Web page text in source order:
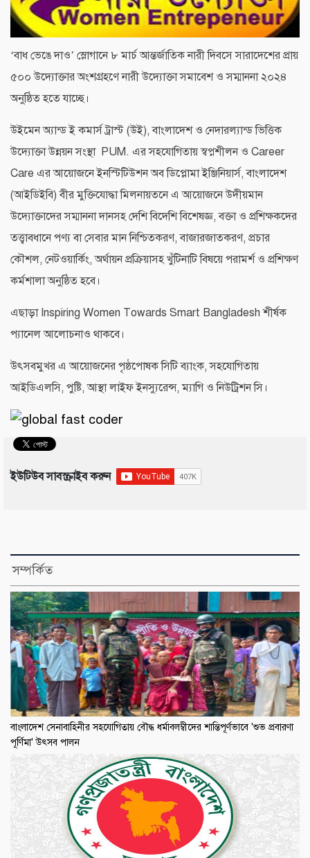
‘বাধ ভেঙে দাও’ স্লোগানে ৮ মার্চ আন্তর্জাতিক নারী দিবসে সারাদেশের প্রায়
৫০০ উদ্যোক্তার অংশগ্রহণে নারী উদ্যোক্তা সমাবেশ ও সম্মাননা ২০২৪
অনুষ্ঠিত হতে যাচ্ছে।
উইমেন অ্যান্ড ই কমার্স ট্রাস্ট (উই), বাংলাদেশ ও নেদারল্যান্ড ভিত্তিক
উদ্যোক্তা উন্নয়ন সংস্থা PUM. এর সহযোগিতায় স্বপ্নশীলন ও Career
Care এর আয়োজনে ইনস্টিটিউশন অব ডিপ্লোমা ইঞ্জিনিয়ার্স, বাংলাদেশ
(আইডিইবি) বীর মুক্তিযোদ্ধা মিলনায়তনে এ আয়োজনে উদীয়মান
উদ্যোক্তাদের সম্মাননা দানসহ দেশি বিদেশি বিশেষজ্ঞ, বক্তা ও প্রশিক্ষকদের
তত্ত্বাবধানে পণ্য বা সেবার মান নিশ্চিতকরণ, বাজারজাতকরণ, প্রচার
কৌশল, নেটওয়ার্কিং, অর্থায়ন প্রক্রিয়াসহ খুঁটিনাটি বিষয়ে পরামর্শ ও প্রশিক্ষণ
কর্মশালা অনুষ্ঠিত হবে।
এছাড়া Inspiring Women Towards Smart Bangladesh শীর্ষক
প্যানেল আলোচনাও থাকবে।
উৎসবমুখর এ আয়োজনের পৃষ্ঠপোষক সিটি ব্যাংক, সহযোগিতায়
আইডিএলসি, পুষ্টি, আস্থা লাইফ ইনস্যুরেন্স, ম্যাগি ও নিউট্রিশন সি।
ইউটিউব সাবস্ক্রাইব করুন
সম্পর্কিত
বাংলাদেশ সেনাবাহিনীর সহযোগিতায় বৌদ্ধ ধর্মাবলম্বীদের শান্তিপূর্ণভাবে 'শুভ প্রবারণা
পূর্ণিমা' উৎসব পালন